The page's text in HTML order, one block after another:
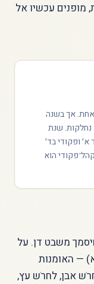
מופנים עכשיו אל
אחת. אך בשנה
שנת
א׳ ופקודי בד׳
הוא
משבט דן. על
— האומנות
אבן, לחרֹש עץ,